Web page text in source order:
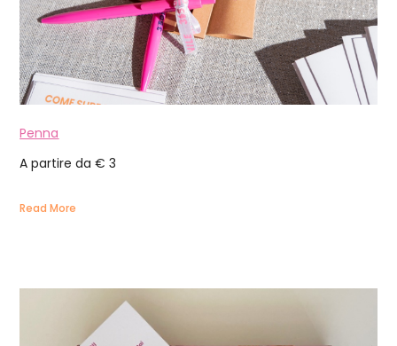
Penna
A partire da € 3
Read More